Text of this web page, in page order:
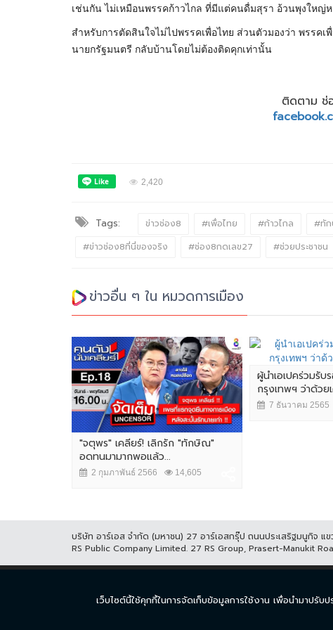
เช่นกัน ไม่เหมือนพรรคก้าวไกล ที่มีแต่คนดื่มสุรา อ้วนพุงใหญ่
สำหรับการตัดสินใจไม่ไปพรรคเพื่อไทย ส่วนตัวมองว่า พรรค
นายกรัฐมนตรี กลับบ้านโดยไม่ต้องติดคุกเท่านั้น
ติดตาม ช่
2,420
Tags: ข่าวช่อง8 #เพื่อไทย #ก้าวไกล #ทั
#ข่าวช่อง8ที่นี่ของจริง
#ช่อง8กดเลข27 #ช่วยประชาชน
ข่าวอื่น ๆ ใน หมวดการเมือง
"จตุพร" เคลียร์! เลิกรัก "ทักษิณ"
อดทนมามากพอแล้ว...
2 กุมภาพันธ์ 2566 14,605
ผู้นำเอเปคร่วมรับ
กรุงเทพฯ ว่าด้วย
7 ธันวาคม 2565
บริษัท อาร์เอส จำกัด (มหาชน) 27 อาร์เอสกรุ๊ป ถนนประเสริฐมนูกิจ แ
RS Public Company Limited. 27 RS Group, Prasert-Manukit
ละคร
เว็บไซต์นี้ใช้คุกกี้ในการจัดเก็บข้อมูลการใช้งาน เพื่อนำมาปรั